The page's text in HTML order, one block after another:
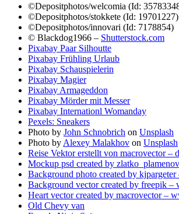
©Depositphotos/welcomia (Id:
©Depositphotos/stokkete (Id: 19701227)
©Depositphotos/innovari (Id: 7178854)
© Blackdog1966 – Shutterstock.com
Pixabay Paar Silhoutte
Pixabay Frühling Urlaub
Pixabay Schauspielerin
Pixabay Magier
Pixabay Armageddon
Pixabay Mörder mit Messer
Pixabay Internationl Womanday
Pexels: Sneakers
Photo by John Schnobrich on Unsplash
Photo by Alexey Malakhov on Unsplash
Reise Vektor erstellt von macrovector –
Mockup psd created by
Background photo created by
Background vector created by freepik –
Heart vector created by macrovector –
Old Chevy van